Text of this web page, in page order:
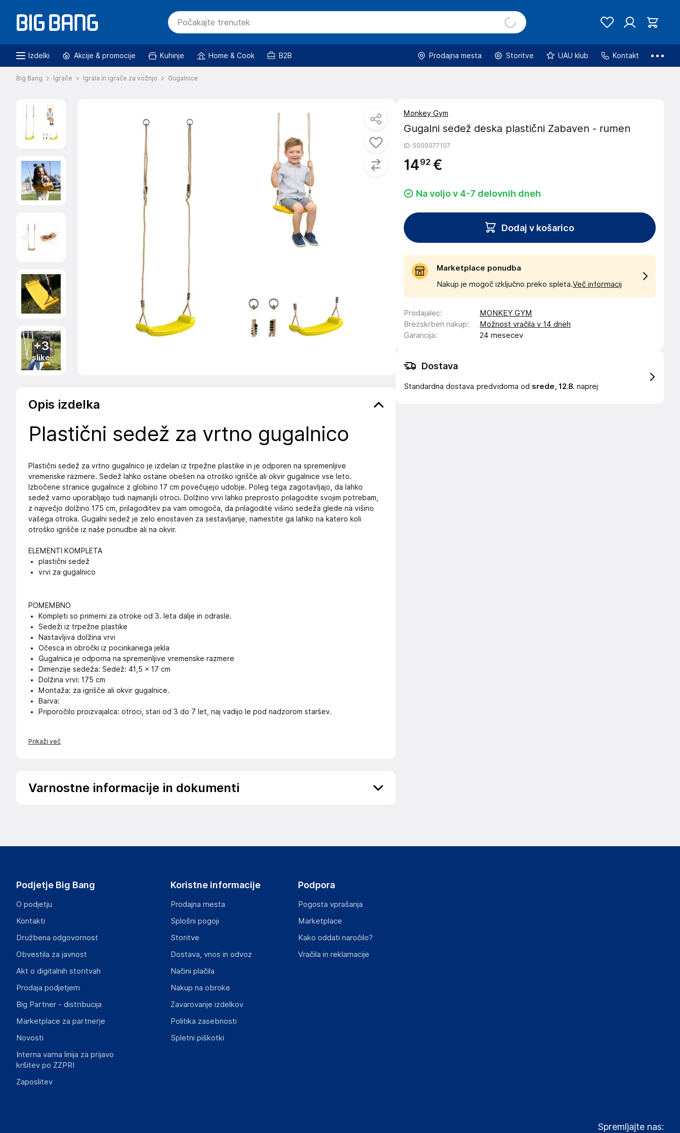
Izdelki Akcije & promocije Kuhinje Home & Cook B2B Prodajna mesta Storitve UAU klub Kontakt
Big Bang Igrače Igrala in igrače za vožnjo Gugalnice
+3
slike
Opis izdelka
Plastični sedež za vrtno gugalnico
Plastični sedež za vrtno gugalnico je izdelan iz trpežne plastike in je odporen na spremenljive
vremenske razmere. Sedež lahko ostane obešen na otroško igrišče ali okvir gugalnice vse leto.
Izbočene stranice gugalnice z globino 17 cm povečujejo udobje. Poleg tega zagotavljajo, da lahko
sedež varno uporabljajo tudi najmanjši otroci. Dolžino vrvi lahko preprosto prilagodite svojim potrebam,
z največjo dolžino 175 cm, prilagoditev pa vam omogoča, da prilagodite višino sedeža glede na višino
vašega otroka. Gugalni sedež je zelo enostaven za sestavljanje, namestite ga lahko na katero koli
otroško igrišče iz naše ponudbe ali na okvir.
ELEMENTI KOMPLETA
plastični sedež
vrvi za gugalnico
POMEMBNO
Kompleti so primerni za otroke od 3. leta dalje in odrasle.
Sedeži iz trpežne plastike
Nastavljiva dolžina vrvi
Očesca in obročki iz pocinkanega jekla
Gugalnica je odporna na spremenljive vremenske razmere
Dimenzije sedeža: Sedež: 41,5 × 17 cm
Dolžina vrvi: 175 cm
Montaža: za igrišče ali okvir gugalnice.
Barva:
Priporočilo proizvajalca: otroci, stari od 3 do 7 let, naj vadijo le pod nadzorom staršev.
Prikaži več
Varnostne informacije in dokumenti
office@monkey-gym.com
Gospodarski subjekt s sedežem v EU, ki zagotavlja skladnost izdelka z zahtevanimi predpisi.
os. Oświecenia 38/92 Cracow 31-636
Poljska
Slike o varnosti izdelka
Slike o varnosti izdelka vsebujejo opozorila na embalaži izdelka in lahko vključujejo ključne varnostne
Monkey Gym
Gugalni sedež deska plastični Zabaven - rumen
ID: 5000077107
1492 €
Na voljo v 4-7 delovnih dneh
Dodaj v košarico
Marketplace ponudba
Nakup je mogoč izključno preko spleta.Več informacij
Prodajalec:
MONKEY GYM
Brezskrben nakup:
Možnost vračila v 14 dneh
Garancija: 24 mesecev
Dostava
Standardna dostava predvidoma od srede, 12.8. naprej
Podjetje Big Bang
O podjetju
Kontakti
Družbena odgovornost
Obvestila za javnost
Akt o digitalnih storitvah
Prodaja podjetjem
Big Partner - distribucija
Marketplace za partnerje
Novosti
Interna varna linija za prijavo
kršitev po ZZPRI
Zaposlitev
Koristne informacije
Prodajna mesta
Splošni pogoji
Storitve
Dostava, vnos in odvoz
Načini plačila
Nakup na obroke
Zavarovanje izdelkov
Politika zasebnosti
Spletni piškotki
Podpora
Pogosta vprašanja
Marketplace
Kako oddati naročilo?
Vračila in reklamacije
Spremljajte nas: